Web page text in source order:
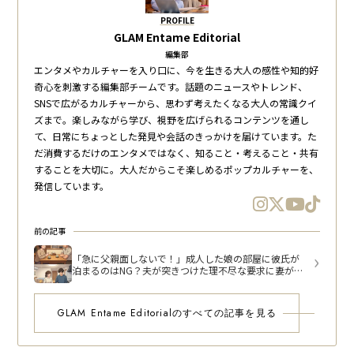
PROFILE
GLAM Entame Editorial
編集部
エンタメやカルチャーを入り口に、今を生きる大人の感性や知的好
奇心を刺激する編集部チームです。話題のニュースやトレンド、
SNSで広がるカルチャーから、思わず考えたくなる大人の常識クイ
ズまで。楽しみながら学び、視野を広げられるコンテンツを通し
て、日常にちょっとした発見や会話のきっかけを届けています。た
だ消費するだけのエンタメではなく、知ること・考えること・共有
することを大切に。大人だからこそ楽しめるポップカルチャーを、
発信しています。
前の記事
「急に父親面しないで！」成人した娘の部屋に彼氏が
泊まるのはNG？夫が突きつけた理不尽な要求に妻が困
GLAM Entame Editorialのすべての記事を見る